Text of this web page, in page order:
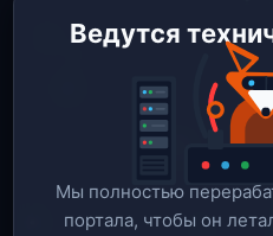
Ведутся
Мы полностью
портала, чтобы он